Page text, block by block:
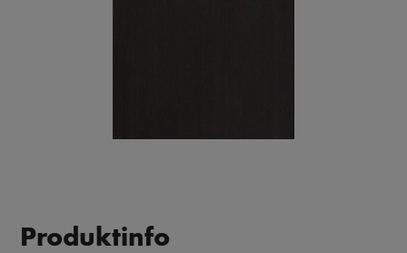
Produktinfo